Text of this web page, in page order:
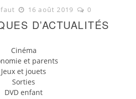
16 août 2019 0
D’ACTUALITÉS
Cinéma
et parents
Jeux et jouets
Sorties
DVD enfant